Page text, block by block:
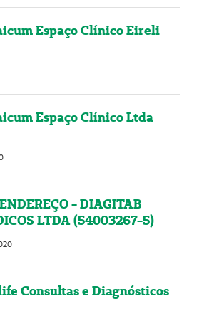
Espaço Clínico Eireli
Espaço Clínico Ltda
- DIAGITAB
LTDA (54003267-5)
Consultas e Diagnósticos